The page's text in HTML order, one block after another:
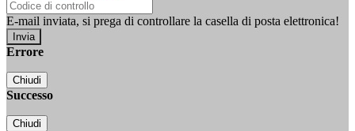
E-mail inviata, si prega di controllare la casella di posta elettronica!
Errore
Chiudi
Successo
Chiudi